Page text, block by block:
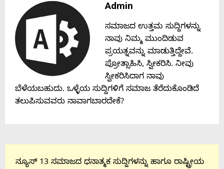
Contact
Admin
ಸಮಾಜದ ಉತ್ತಮ ಸುದ್ದಿಗಳನ್ನು
ನಾವು ನಿಮ್ಮ ಮುಂದಿಡುವ
ಪ್ರಯತ್ನವನ್ನು ಮಾಡುತ್ತಿದ್ದೇವೆ.
ಪ್ರೋತ್ಸಾಹಿಸಿ, ಸ್ವೀಕರಿಸಿ. ನೀವು
ಸ್ವೀಕರಿಸಿದಾಗ ನಾವು
ಬೆಳೆಯಬಹುದು. ಒಳ್ಳೆಯ ಸುದ್ದಿಗಳಿಗೆ ಸಮಾಜ ತೆರೆದುಕೊಂಡಿದೆ
ತಲುಪಿಸುವವರು ನಾವಾಗಬಾರದೇಕೆ?
ನ್ಯೂಸ್ 13 ಸಮಾಜದ ಧನಾತ್ಮಕ ಸುದ್ದಿಗಳನ್ನು ಹಾಗೂ ರಾಷ್ಟ್ರೀಯ